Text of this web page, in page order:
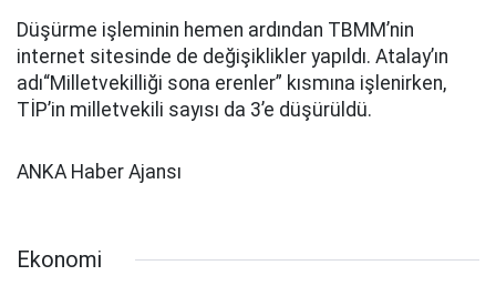
Düşürme işleminin hemen ardından TBMM’nin
internet sitesinde de değişiklikler yapıldı. Atalay’ın
adı“Milletvekilliği sona erenler” kısmına işlenirken,
TİP’in milletvekili sayısı da 3’e düşürüldü.
ANKA Haber Ajansı
Ekonomi